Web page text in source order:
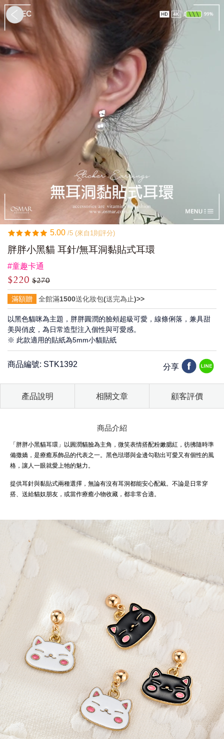
5.00 /5 (來自1則評分)
胖胖小黑貓 耳針/無耳洞黏貼式耳環
#童趣卡通
$220 $270
滿額贈 全館滿1500送化妝包(送完為止)>>
以黑色貓咪為主題，胖胖圓潤的臉頰超級可愛，線條俐落，兼具甜
美與俏皮，為日常造型注入個性與可愛感。
※ 此款適用的貼紙為5mm小貓貼紙
商品編號: STK1392 分享
產品說明 相關文章 顧客評價
商品介紹
「胖胖小黑貓耳環」以圓潤貓臉為主角，微笑表情搭配粉嫩腮紅，彷彿隨時準
備撒嬌，是療癒系飾品的代表之一。黑色琺瑯與金邊勾勒出可愛又有個性的風
格，讓人一眼就愛上牠的魅力。
提供耳針與黏貼式兩種選擇，無論有沒有耳洞都能安心配戴。不論是日常穿
搭、送給貓奴朋友，或當作療癒小物收藏，都非常合適。